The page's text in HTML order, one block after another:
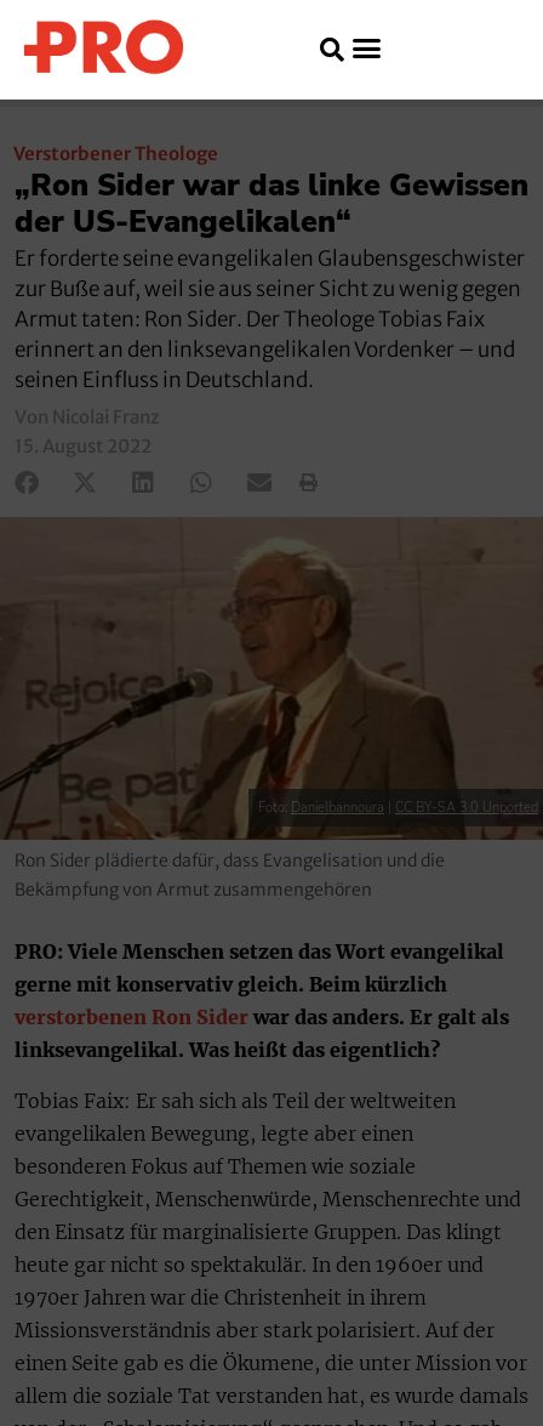
Verstorbener Theologe
„Ron Sider war das linke Gewissen
der US-Evangelikalen“
Er forderte seine evangelikalen Glaubensgeschwister
zur Buße auf, weil sie aus seiner Sicht zu wenig gegen
Armut taten: Ron Sider. Der Theologe Tobias Faix
erinnert an den linksevangelikalen Vordenker – und
seinen Einfluss in Deutschland.
Von Nicolai Franz
15. August 2022
Foto: Danielbannoura CC BY-SA 3.0 Unported
Ron Sider plädierte dafür, dass Evangelisation und die
Bekämpfung von Armut zusammengehören
PRO: Viele Menschen setzen das Wort evangelikal
gerne mit konservativ gleich. Beim kürzlich
verstorbenen Ron Sider war das anders. Er galt als
linksevangelikal. Was heißt das eigentlich?
Tobias Faix: Er sah sich als Teil der weltweiten
evangelikalen Bewegung, legte aber einen
besonderen Fokus auf Themen wie soziale
Gerechtigkeit, Menschenwürde, Menschenrechte und
den Einsatz für marginalisierte Gruppen. Das klingt
heute gar nicht so spektakulär. In den 1960er und
1970er Jahren war die Christenheit in ihrem
Missionsverständnis aber stark polarisiert. Auf der
einen Seite gab es die Ökumene, die unter Mission vor
allem die soziale Tat verstanden hat, es wurde damals